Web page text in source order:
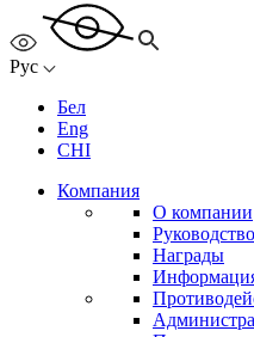
Рус
Бел
Eng
CHI
Компания
О компании
Руководство
Награды